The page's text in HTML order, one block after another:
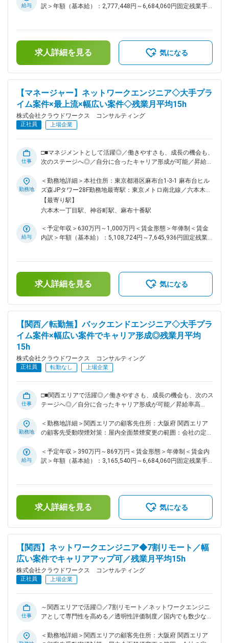
っており、あなたの伸ばしたいスキルや描きたいキャリアに合
技術についてのスキル・知識を身につけて成長したい」など、
成長意欲のある方や叶えたいキャリアプランをお持ちの方を歓
迎します。 例えば、官公庁、メガバンク、通信キャリア等の
ネットワーク設計、構築、運用・保守、技術支援など一流企業
ンフラ全般の技術は社会全般から強い要請があり、付加価値の
高いITサービスを担う、活動意欲の豊富なハイスキルエンジニ
アが必要とされています。ネットワークの設計・構築・運用と
いったさまざまな業務の中からあなたのご経験やスキル、そし
て志向にあったものをお任せします。成長できる環境をご準備
しております。 ■プロジェクト例： ・テレビ局のネットワー
管理まで幅広くサポート ・センター工場IoT基盤検討支援、検
証環境構築案件（AWS、Raspberry Pi） ・ネットワーク構築・
中／スキルを磨き、キャリアを広げるクラウドワークスグルー
プで次のステージへ～ ◇現在、クラウドワークス コンサルテ
ィングでは社内での請負案件の拡大を進めています。お客様先
だけでなく、自社内でもスキルアップできるチャンスが加速中
参画可能、キャリアの選択肢が今まで以上に広がります。 変
更の範囲：会社の定める業務
給与
訳＞年額（基本給）：2,777,448円～6,684,060円固定残業手
残業手当＞有＜給与補足＞※スキルや経験を考慮の上、当社賃
金規定により決定します。■昇給：年1回※2024年度年間平均
昇給額：26万円■業績賞与あり賃金はあくまでも目安の金額で
固定手当を含めた表記です。
求人詳細を見る 気になる
【マネージャー】ネットワークエンジニア◇大手プラ
イム案件×最上流×幅広い案件◇残業月平均15h
株式会社クラウドワークス コンサルティング
正社員 上場企業
仕事
□■マネジメントとして活躍◎／働きやすさも、成長の機会も、
次のステージへ◎／自分に合ったキャリア形成が可能／昇給率
多数／SD-WAN・SASE・ネットワークエンジニア／「人材サ
ービス型AWSパートナー」認定企業■□ ■業務内容： ～マネー
ジャーとして組織を牽引◎～ インフラのプロジェクトを中心
に、最上流のITコンサルティングから、設計構築、運用の業務
す。大規模案件、上流の案件を多数請け負っており、あなたの
伸ばしたいスキルや描きたいキャリアに合わせてベストな案件
ル・知識を身につけて成長したい」など、成長意欲のある方や
叶えたいキャリアプランをお持ちの方を歓迎します。 例え
ば、官公庁、メガバンク、通信キャリア等のネットワーク設
計、構築、運用・保守、技術支援など一流企業の大規模プロジ
術は社会全般から強い要請があり、付加価値の高いITサービス
を担う、活動意欲の豊富なハイスキルエンジニアが必要とされ
ています。ネットワークの設計・構築・運用といったさまざま
な業務の中からあなたのご経験やスキル、そして志向にあった
■プロジェクト例： ・テレビ局のネットワーク網構築PJ…全国
の拠点に広がる報道ネットワーク網の構築を行います。基本設
計から、実際の地方拠点での構築作業、運用管理まで幅広くサ
ポート ・センター工場IoT基盤検討支援、検証環境構築案件
（AWS、Raspberry Pi） ・ネットワーク構築・生産系基幹LAN
広帯域化 ■業務の特徴： ～社内請負案件拡大中／スキルを磨
ジへ～ ◇現在、クラウドワークス コンサルティングでは社内
での請負案件の拡大を進めています。お客様先だけでなく、自
経験者には請負チームの立ち上げや拡大にも即参画可能、キャ
リアの選択肢が今まで以上に広がります。 変更の範囲：会社
の定める業務
勤務地
＜勤務地詳細＞本社住所：東京都港区麻布台1-3-1 麻布台ヒル
ズ森JPタワー28F勤務地最寄駅：東京メトロ南北線／六本木一
丁目駅受動喫煙対策：屋内喫煙可能場所あり変更の範囲：会社
の定める事業所（リモートワーク含む）
【最寄り駅】
六本木一丁目駅、神谷町駅、麻布十番駅
給与
＜予定年収＞630万円～1,000万円＜賃金形態＞年俸制＜賃金
内訳＞年額（基本給）：5,108,724円～7,645,936円固定残業
有無＞有＜残業手当＞有＜給与補足＞※スキルや経験を考慮の
上、当社賃金規定により決定します。■昇給：年1回※2024年
度年間平均昇給額：26万円■業績賞与あり賃金はあくまでも目
給(月額)は固定手当を含めた表記です。
求人詳細を見る 気になる
【関西／転勤無】バックエンドエンジニア◇大手プラ
イム案件×幅広い案件でキャリア形成◎残業月平均
15h
株式会社クラウドワークス コンサルティング
正社員 転勤なし 上場企業
仕事
□■関西エリアで活躍◎／働きやすさも、成長の機会も、次のス
テージへ◎／自分に合ったキャリア形成が可能／昇給率高
数／これまでの経験を活かしてスキルアップ可能■□ ■業務内
容： ～Web系・オープン系など新規開発案件・保守開発案件
WEB・オープン系を中心とした開発案件の要件定義、基本設
計などの上流工程から開発、テスト、運用まで、キャリアプラ
（Java/Spring Framework） ・著作権使用料分配サービスの保
守・開発（Java） ・クレジットカード会社向け 決済システム
開発（Go) ・DXデータ基盤整備開発（Node.js）
バックエンドエンジニアにとってベーシックなプロジェクトや
GoやNode.jsを使用し、クラウドネイティブな環境でアジャイ
ル開発やスクラム開発、マイクロサービス、DevOpsなど最先
端の開発を行うことも可能です。 ■業務の特徴： ～社内請負
案件拡大中／スキルを磨き、キャリアを広げるクラウドワーク
スグループで次のステージへ～ ◇現在、クラウドワークス コ
が加速中です。 ・最先端技術に触れられる外部プロジェクト
・要件定義や設計から関われる自社内プロジェクト ◇PM/PL経
リアの選択肢が今まで以上に広がります。 ■当社の魅力：
勤務地
＜勤務地詳細＞関西エリアの顧客先住所：大阪府 関西エリア
の顧客先受動喫煙対策：屋内全面禁煙変更の範囲：会社の定め
給与
＜予定年収＞390万円～869万円＜賃金形態＞年俸制＜賃金内
訳＞年額（基本給）：3,165,540円～6,684,060円固定残業手
残業手当＞有＜給与補足＞※スキルや経験を考慮の上、当社賃
金規定により決定します。■昇給：年1回※2024年度年間平均
昇給額：26万円■業績賞与あり賃金はあくまでも目安の金額で
固定手当を含めた表記です。
求人詳細を見る 気になる
【関西】ネットワークエンジニア◆7割リモート／幅
広い案件でキャリアアップ可／残業月平均15h
株式会社クラウドワークス コンサルティング
正社員 上場企業
仕事
～関西エリアで活躍◎／7割リモート／ネットワークエンジニ
アとして専門性を高める／透明性評価制度／国内でも数少ない
インフラのプロジェクトを中心に、最上流のITコンサルティン
＜勤務地詳細＞関西エリアの顧客先住所：大阪府 関西エリア